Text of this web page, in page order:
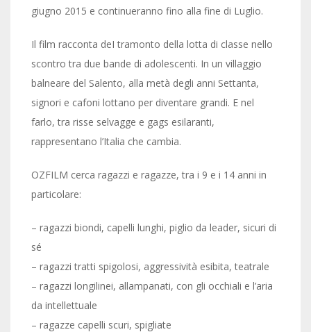
giugno 2015 e continueranno fino alla fine di Luglio.
Il film racconta deI tramonto della lotta di classe nello
scontro tra due bande di adolescenti. In un villaggio
balneare del Salento, alla metà degli anni Settanta,
signori e cafoni lottano per diventare grandi. E nel
farlo, tra risse selvagge e gags esilaranti,
rappresentano l’Italia che cambia.
OZFILM cerca ragazzi e ragazze, tra i 9 e i 14 anni in
particolare:
– ragazzi biondi, capelli lunghi, piglio da leader, sicuri di
sé
– ragazzi tratti spigolosi, aggressività esibita, teatrale
– ragazzi longilinei, allampanati, con gli occhiali e l’aria
da intellettuale
– ragazze capelli scuri, spigliate